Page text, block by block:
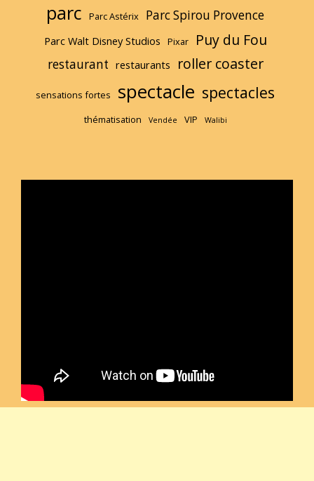
parc Parc Astérix Parc Spirou Provence
Parc Walt Disney Studios Pixar Puy du Fou
restaurant restaurants roller coaster
sensations fortes spectacle spectacles
thématisation Vendée VIP Walibi